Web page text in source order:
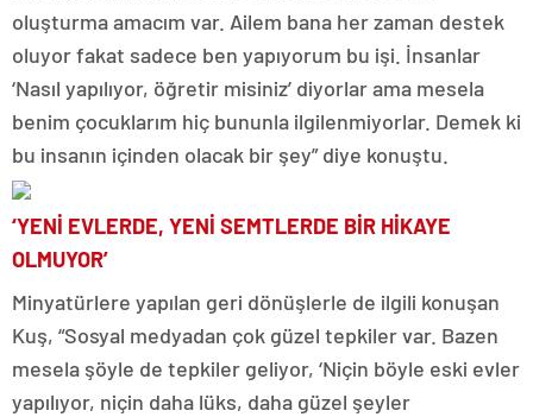
oluşturma amacım var. Ailem bana her zaman destek
oluyor fakat sadece ben yapıyorum bu işi. İnsanlar
‘Nasıl yapılıyor, öğretir misiniz’ diyorlar ama mesela
benim çocuklarım hiç bununla ilgilenmiyorlar. Demek ki
bu insanın içinden olacak bir şey” diye konuştu.
‘YENİ EVLERDE, YENİ SEMTLERDE BİR HİKAYE
OLMUYOR’
Minyatürlere yapılan geri dönüşlerle de ilgili konuşan
Kuş, “Sosyal medyadan çok güzel tepkiler var. Bazen
mesela şöyle de tepkiler geliyor, ‘Niçin böyle eski evler
yapılıyor, niçin daha lüks, daha güzel şeyler